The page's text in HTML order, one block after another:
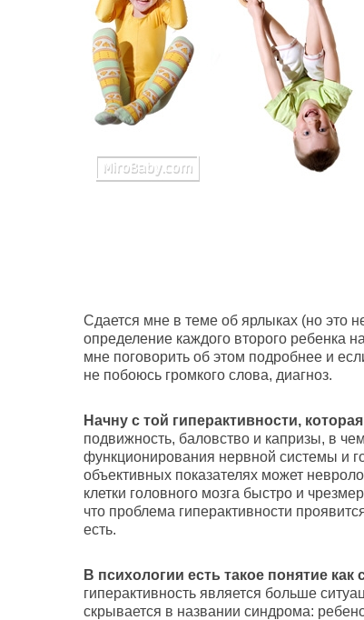
Сдается мне в теме об ярлыках (но это
определение каждого второго ребенка
мне поговорить об этом подробнее и
не побоюсь громкого слова, диагноз.
Начну с той гиперактивности,
подвижность, баловство и капризы, в
функционирования нервной системы и
объективных показателях может
клетки головного мозга быстро и
что проблема гиперактивности
есть.
В психологии есть такое понятие
гиперактивность является больше
скрывается в названии синдрома: